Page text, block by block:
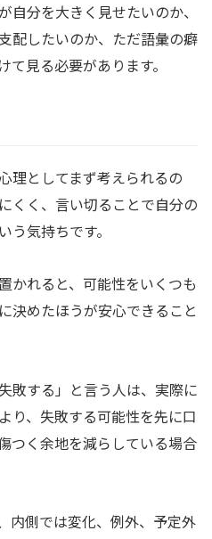
自分を大きく見せたいのか、
配したいのか、ただ語彙の癖
て見る必要があります。
理としてまず考えられるの
くく、言い切ることで自分の
う気持ちです。
かれると、可能性をいくつも
決めたほうが安心できること
敗する」と言う人は、実際に
り、失敗する可能性を先に口
つく余地を減らしている場合
内側では変化、例外、予定外